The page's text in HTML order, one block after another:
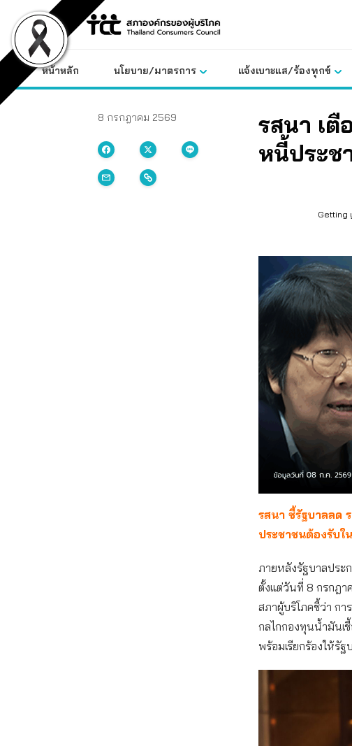
content
หน้าหลัก นโยบาย/มาตรการ แจ้งเบาะแส/ร้องทุกข์
8 กรกฎาคม 2569
รสนา เตื
หนี้ประช
Getting
รสนา ชี้รัฐบาลลด
ประชาชนต้องรับใ
ภายหลังรัฐบาลประ
ตั้งแต่วันที่ 8 กรกฎา
สภาผู้บริโภคชี้ว่า กา
กลไกกองทุนน้ำมันเ
พร้อมเรียกร้องให้รัฐ